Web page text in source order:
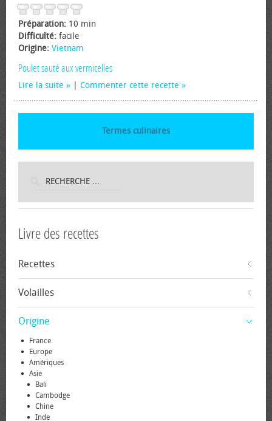
Préparation: 10 min
Difficulté: facile
Origine: Vietnam
Poulet sauté aux vermicelles
Lire la suite Commenter cette recette
Termes culinaires
Livre des recettes
Recettes
Volailles
Origine
France
Europe
Amériques
Asie
Bali
Cambodge
Chine
Inde